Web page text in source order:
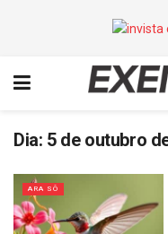
Dia: 5 de outubro
ARA SÔ